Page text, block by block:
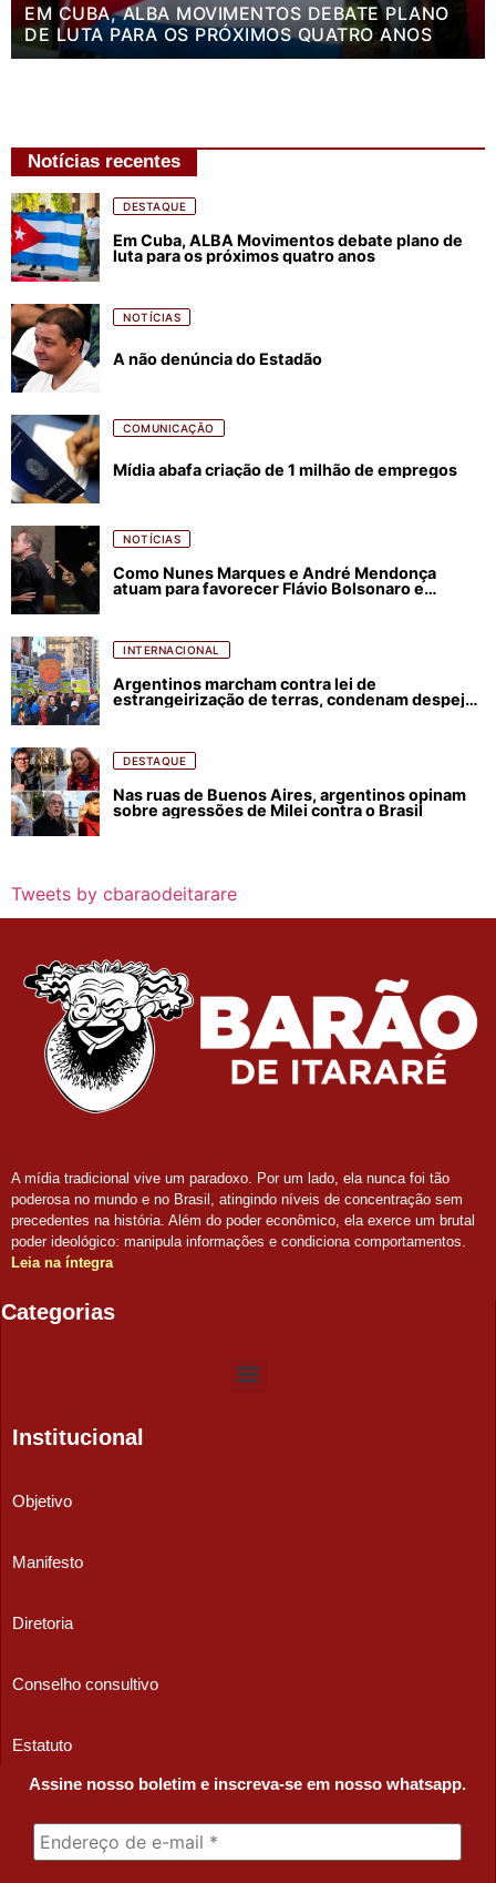
EM CUBA, ALBA MOVIMENTOS DEBATE PLANO
DE LUTA PARA OS PRÓXIMOS QUATRO ANOS
Notícias recentes
DESTAQUE
Em Cuba, ALBA Movimentos debate plano de
luta para os próximos quatro anos
NOTÍCIAS
A não denúncia do Estadão
COMUNICAÇÃO
Mídia abafa criação de 1 milhão de empregos
NOTÍCIAS
Como Nunes Marques e André Mendonça
atuam para favorecer Flávio Bolsonaro e
INTERNACIONAL
Argentinos marcham contra lei de
estrangeirização de terras, condenam despejos
DESTAQUE
Nas ruas de Buenos Aires, argentinos opinam
sobre agressões de Milei contra o Brasil
Tweets by cbaraodeitarare
A mídia tradicional vive um paradoxo. Por um lado, ela nunca foi tão
poderosa no mundo e no Brasil, atingindo níveis de concentração sem
precedentes na história. Além do poder econômico, ela exerce um brutal
poder ideológico: manipula informações e condiciona comportamentos.
Leia na íntegra
Categorias
Institucional
Objetivo
Manifesto
Diretoria
Conselho consultivo
Estatuto
Assine nosso boletim e inscreva-se em nosso whatsapp.